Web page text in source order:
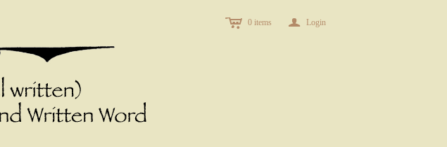
c 0 items a Login